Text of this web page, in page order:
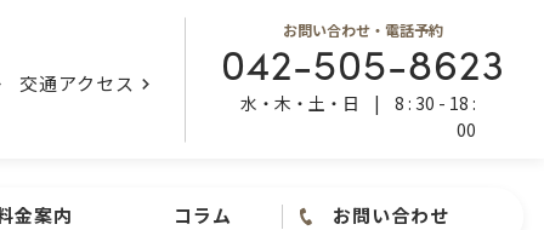
交通アクセス
お問い合わせ・電話予約
042-505-8623
水・木・土・日 |
8 : 30 - 18 :
00
金案内 コラム お問い合わせ